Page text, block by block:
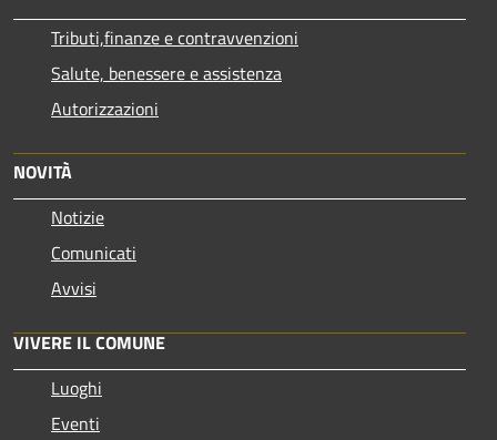
Tributi,finanze e contravvenzioni
Salute, benessere e assistenza
Autorizzazioni
NOVITÀ
Notizie
Comunicati
Avvisi
VIVERE IL COMUNE
Luoghi
Eventi